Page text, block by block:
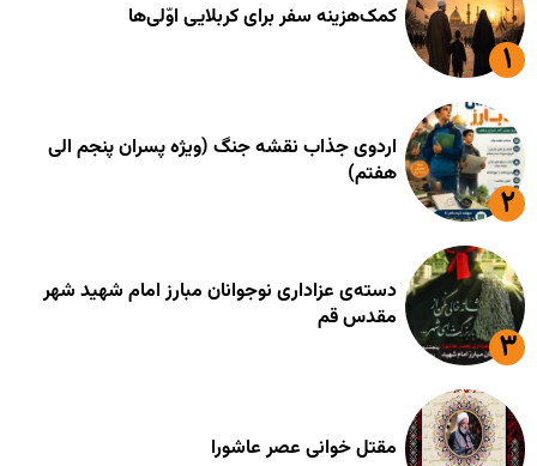
کمک‌هزینه سفر برای کربلایی اوّلی‌ها
اردوی جذاب نقشه جنگ (ویژه پسران پنجم الی
هفتم)
دسته‌ی عزاداری نوجوانان مبارز امام شهید شهر
مقدس قم
مقتل خوانی عصر عاشورا